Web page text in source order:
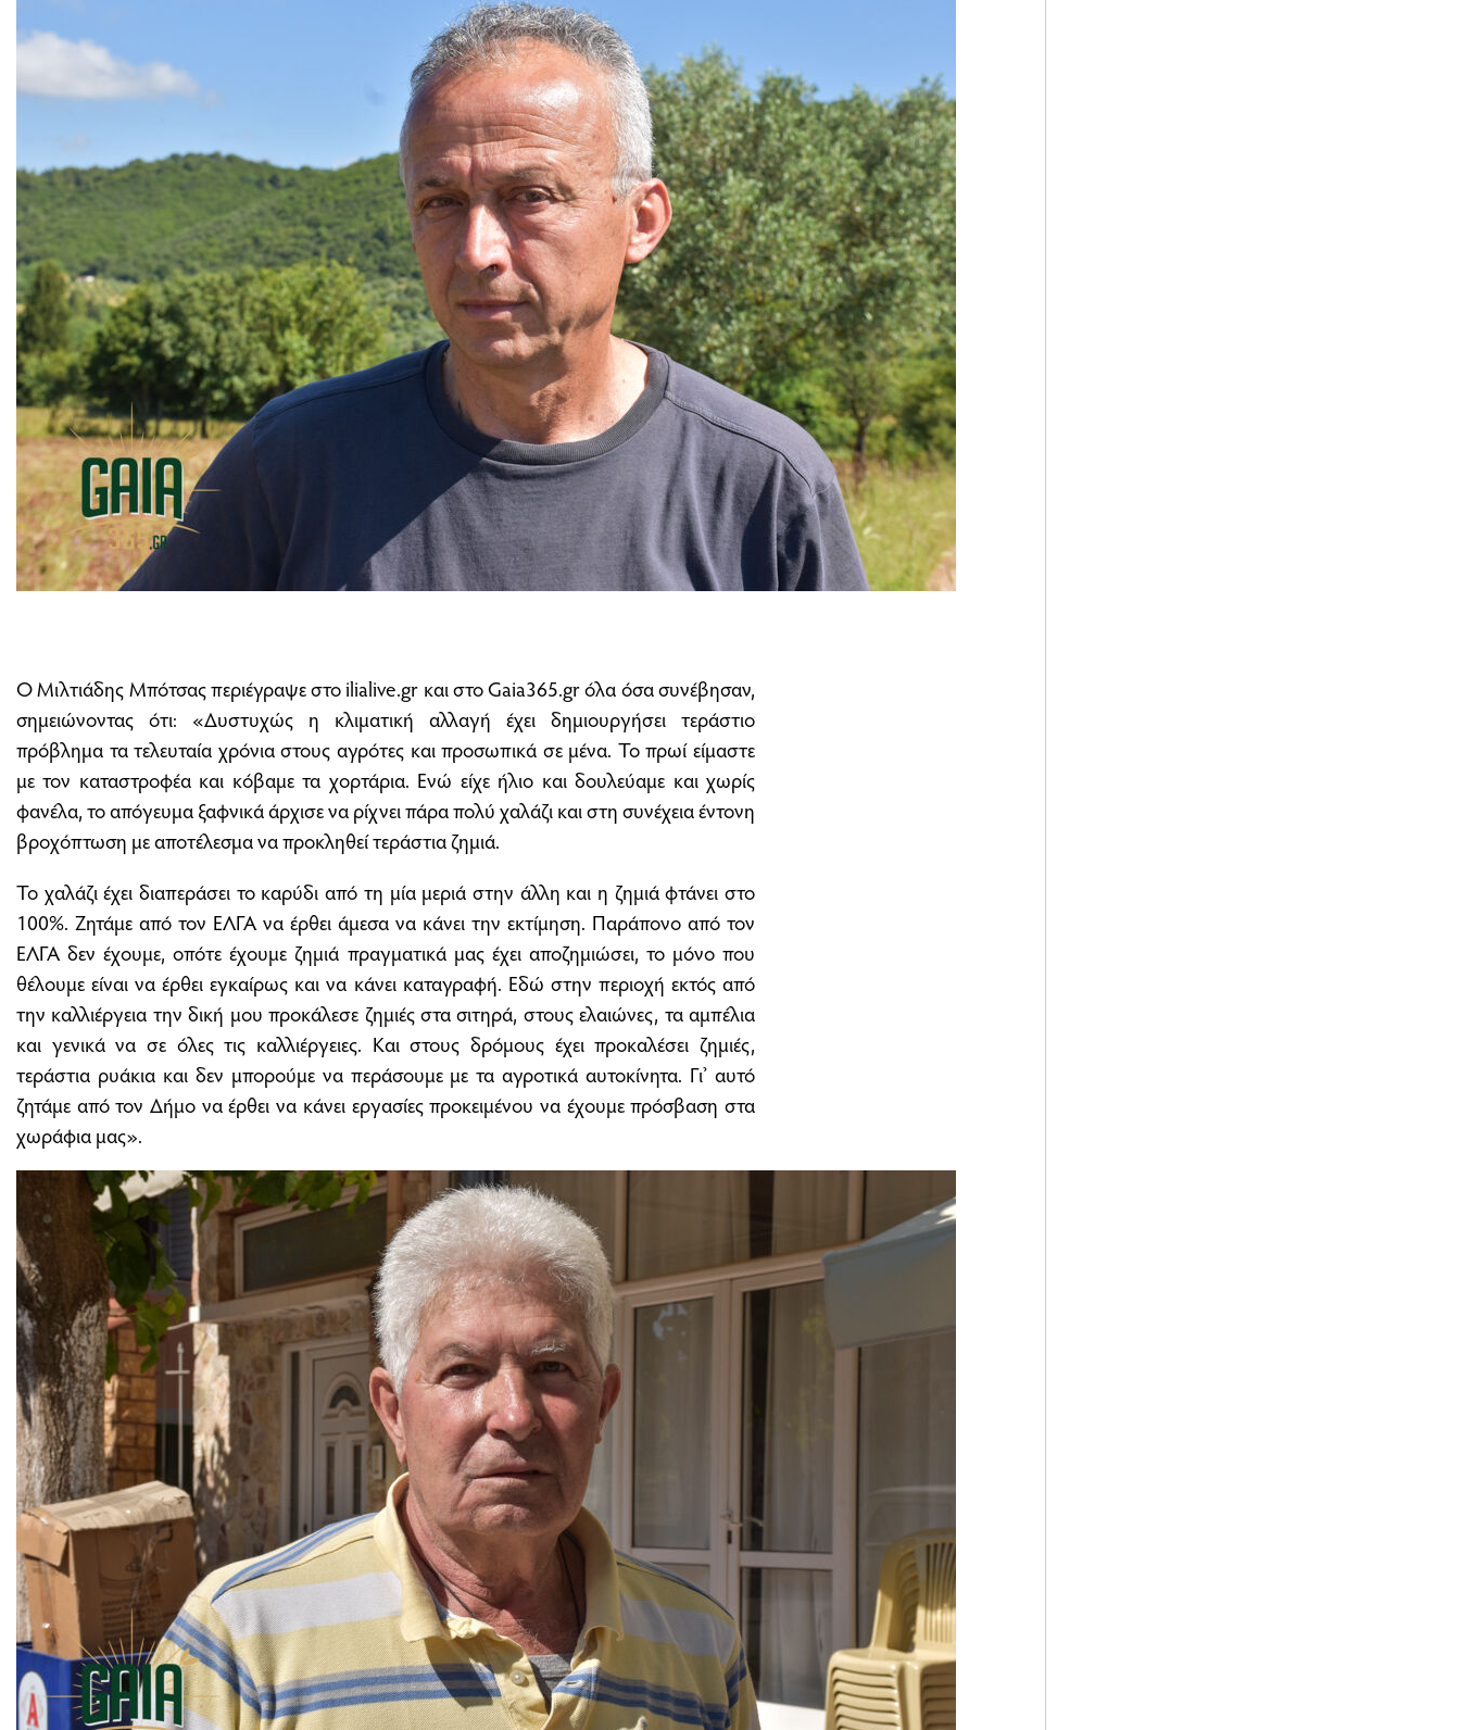
Ο Μιλτιάδης Μπότσας περιέγραψε στο ilialive.gr και στο Gaia365.gr όλα όσα συνέβησαν,
σημειώνοντας ότι: «Δυστυχώς η κλιματική αλλαγή έχει δημιουργήσει τεράστιο
πρόβλημα τα τελευταία χρόνια στους αγρότες και προσωπικά σε μένα. Το πρωί είμαστε
με τον καταστροφέα και κόβαμε τα χορτάρια. Ενώ είχε ήλιο και δουλεύαμε και χωρίς
φανέλα, το απόγευμα ξαφνικά άρχισε να ρίχνει πάρα πολύ χαλάζι και στη συνέχεια έντονη
βροχόπτωση με αποτέλεσμα να προκληθεί τεράστια ζημιά.
Το χαλάζι έχει διαπεράσει το καρύδι από τη μία μεριά στην άλλη και η ζημιά φτάνει στο
100%. Ζητάμε από τον ΕΛΓΑ να έρθει άμεσα να κάνει την εκτίμηση. Παράπονο από τον
ΕΛΓΑ δεν έχουμε, οπότε έχουμε ζημιά πραγματικά μας έχει αποζημιώσει, το μόνο που
θέλουμε είναι να έρθει εγκαίρως και να κάνει καταγραφή. Εδώ στην περιοχή εκτός από
την καλλιέργεια την δική μου προκάλεσε ζημιές στα σιτηρά, στους ελαιώνες, τα αμπέλια
και γενικά να σε όλες τις καλλιέργειες. Και στους δρόμους έχει προκαλέσει ζημιές,
τεράστια ρυάκια και δεν μπορούμε να περάσουμε με τα αγροτικά αυτοκίνητα. Γι’ αυτό
ζητάμε από τον Δήμο να έρθει να κάνει εργασίες προκειμένου να έχουμε πρόσβαση στα
χωράφια μας».